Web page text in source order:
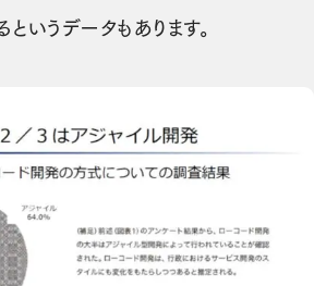
いうデータもあります。